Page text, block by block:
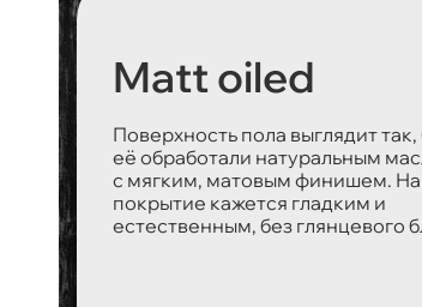
Matt oiled
Поверхность пола выглядит так,
её обработали натуральным
с мягким, матовым финишем.
покрытие кажется гладким и
естественным, без глянцевого